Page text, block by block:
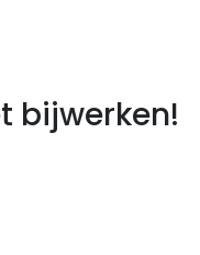
bijwerken!